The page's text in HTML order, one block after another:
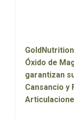
Óxido de
garantizan
Cansancio y